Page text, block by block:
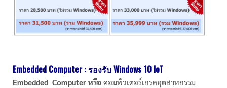
Embedded Computer :รองรับWindows 10 IoT
Embedded Computer หรือ คอมพิวเตอร์เกรดอุตสาหกรรม